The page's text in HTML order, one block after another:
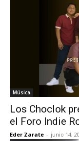
Música
Los Choclok
el Foro Indie
Eder Zarate - junio 14,